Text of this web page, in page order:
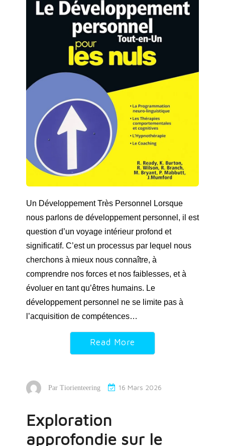
Un Développement Très Personnel Lorsque
nous parlons de développement personnel, il est
question d’un voyage intérieur profond et
significatif. C’est un processus par lequel nous
cherchons à mieux nous connaître, à
comprendre nos forces et nos faiblesses, et à
évoluer en tant qu’êtres humains. Le
développement personnel ne se limite pas à
l’acquisition de compétences…
Read More
Par Tiorienteering 16 Mars 2026
Exploration
approfondie sur le